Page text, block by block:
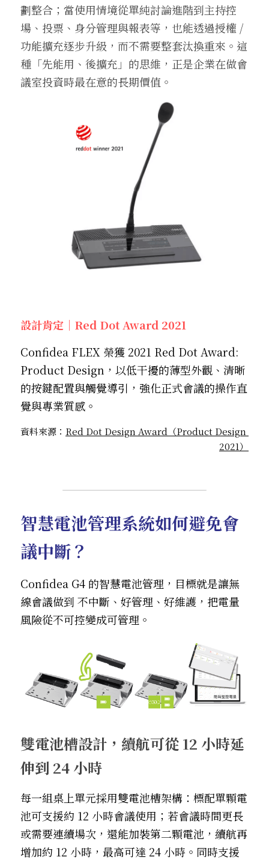
劃整合；當使用情境從單純討論進階到主持控
場、投票、身分管理與報表等，也能透過授權 /
功能擴充逐步升級，而不需要整套汰換重來。這
種「先能用、後擴充」的思維，正是企業在做會
議室投資時最在意的長期價值。
設計肯定｜Red Dot Award 2021
Confidea FLEX 榮獲 2021 Red Dot Award:
Product Design，以低干擾的薄型外觀、清晰
的按鍵配置與觸覺導引，強化正式會議的操作直
覺與專業質感。
資料來源： Red Dot Design Award（Product Design
2021）
智慧電池管理系統如何避免會
議中斷？
Confidea G4 的智慧電池管理，目標就是讓無
線會議做到 不中斷、好管理、好維護，把電量
風險從不可控變成可管理。
雙電池槽設計，續航可從 12 小時延
伸到 24 小時
每一組桌上單元採用雙電池槽架構：標配單顆電
池可支援約 12 小時會議使用；若會議時間更長
或需要連續場次，還能加裝第二顆電池，續航再
增加約 12 小時，最高可達 24 小時。同時支援